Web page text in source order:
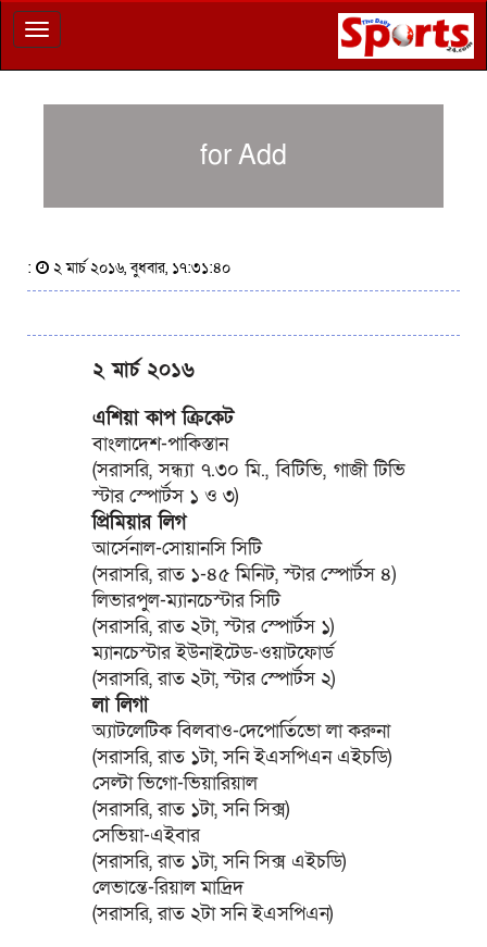
Toggle
navigation
for Add
: ২ মার্চ ২০১৬, বুধবার, ১৭:৩১:৪০
২ মার্চ ২০১৬
এশিয়া কাপ ক্রিকেট
বাংলাদেশ-পাকিস্তান
(সরাসরি, সন্ধ্যা ৭.৩০ মি., বিটিভি, গাজী টিভি
স্টার স্পোর্টস ১ ও ৩)
প্রিমিয়ার লিগ
আর্সেনাল-সোয়ানসি সিটি
(সরাসরি, রাত ১-৪৫ মিনিট, স্টার স্পোর্টস ৪)
লিভারপুল-ম্যানচেস্টার সিটি
(সরাসরি, রাত ২টা, স্টার স্পোর্টস ১)
ম্যানচেস্টার ইউনাইটেড-ওয়াটফোর্ড
(সরাসরি, রাত ২টা, স্টার স্পোর্টস ২)
লা লিগা
অ্যাটলেটিক বিলবাও-দেপোর্তিভো লা করুনা
(সরাসরি, রাত ১টা, সনি ইএসপিএন এইচডি)
সেল্টা ভিগো-ভিয়ারিয়াল
(সরাসরি, রাত ১টা, সনি সিক্স)
সেভিয়া-এইবার
(সরাসরি, রাত ১টা, সনি সিক্স এইচডি)
লেভান্তে-রিয়াল মাদ্রিদ
(সরাসরি, রাত ২টা সনি ইএসপিএন)